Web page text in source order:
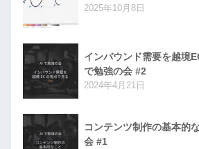
2025年10月8日
インバウンド需要を越境
で勉強の会 #2
2024年4月21日
コンテンツ制作の基本的
会 #1